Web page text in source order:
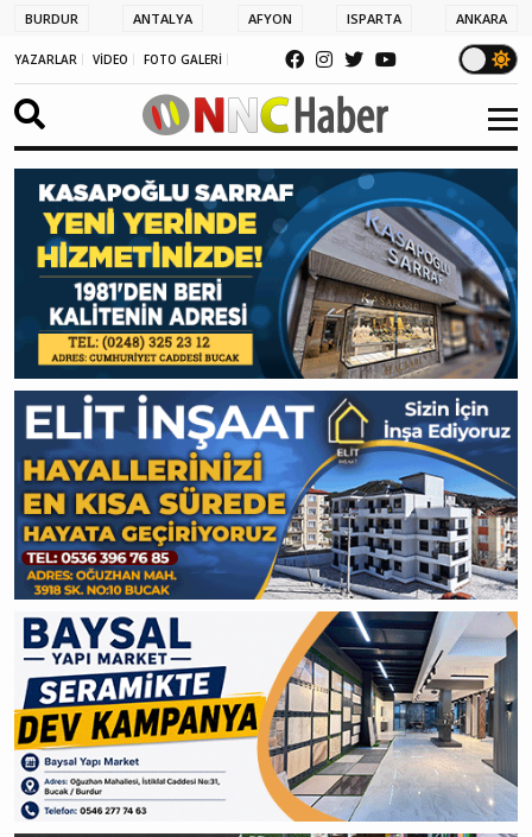
BURDUR ANTALYA AFYON ISPARTA ANKARA
YAZARLAR VİDEO FOTO GALERİ